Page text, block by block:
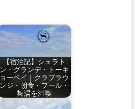
【宿泊記】シェラト
ン・グランデ・トーキ
ョーベイ｜クラブラウ
ンジ・朝食・プール・
舞湯を満喫